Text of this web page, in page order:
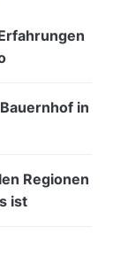
in
Regionen
ist